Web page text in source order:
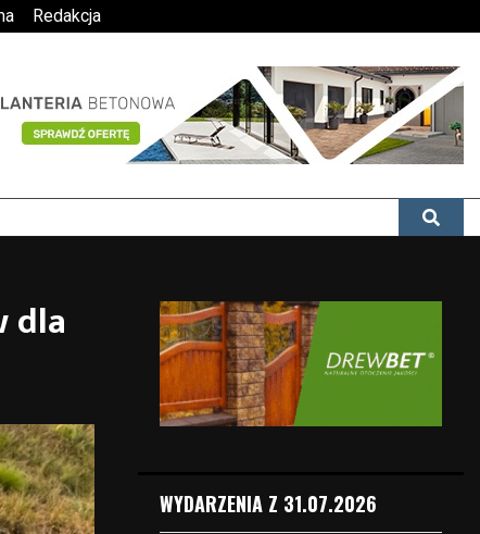
Redakcja
dla
WYDARZENIA Z 31.07.2026